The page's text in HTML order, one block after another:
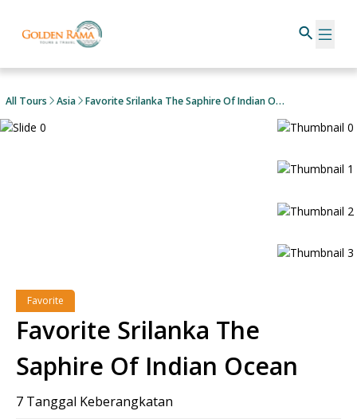
All Tours Asia Favorite Srilanka The Saphire Of Indian Ocean
Favorite
Favorite Srilanka The
Saphire Of Indian Ocean
7 Tanggal Keberangkatan